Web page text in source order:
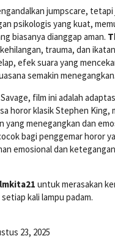
jumpscare, tetapi
psikologis yang kuat,
biasanya dianggap aman.
trauma, dan
efek suara yang
semakin menegangkan.
film ini adalah
horor klasik Stephen King,
yang menegangkan dan
bagi penggemar horor
emosional dan
untuk merasakan
kali lampu padam.
23, 2025